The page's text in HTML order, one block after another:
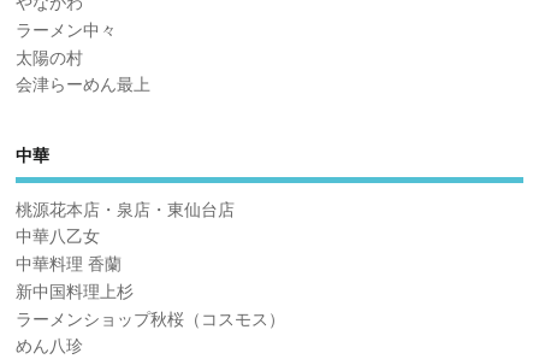
ラーメン中々
太陽の村
会津らーめん最上
中華
桃源花本店・泉店・東仙台店
中華八乙女
中華料理 香蘭
新中国料理上杉
ラーメンショップ秋桜（コスモス）
めん八珍